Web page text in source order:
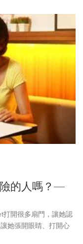
的人嗎？—
打開很多扇門，讓她認
她張開眼睛、打開心